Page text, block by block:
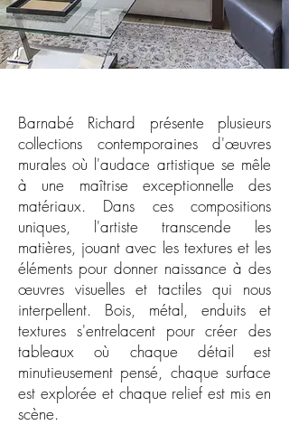
Barnabé Richard présente plusieurs
collections contemporaines d'œuvres
murales où l'audace artistique se mêle
à une maîtrise exceptionnelle des
matériaux. Dans ces compositions
uniques, l'artiste transcende les
matières, jouant avec les textures et les
éléments pour donner naissance à des
œuvres visuelles et tactiles qui nous
interpellent. Bois, métal, enduits et
textures s'entrelacent pour créer des
tableaux où chaque détail est
minutieusement pensé, chaque surface
est explorée et chaque relief est mis en
scène.